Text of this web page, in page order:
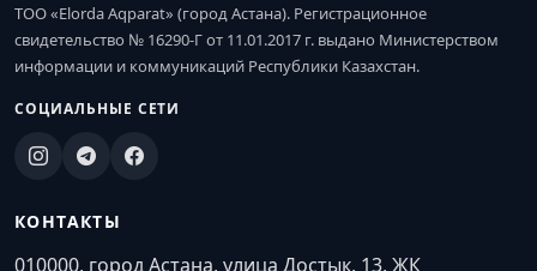
ТОО «Elorda Aqparat» (город Астана). Регистрационное
свидетельство № 16290-Г от 11.01.2017 г. выдано Министерством
информации и коммуникаций Республики Казахстан.
СОЦИАЛЬНЫЕ СЕТИ
КОНТАКТЫ
010000, город Астана, улица Достык, 13, ЖК